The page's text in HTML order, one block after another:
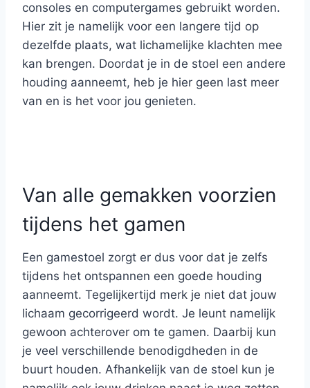
consoles en computergames gebruikt worden.
Hier zit je namelijk voor een langere tijd op
dezelfde plaats, wat lichamelijke klachten mee
kan brengen. Doordat je in de stoel een andere
houding aanneemt, heb je hier geen last meer
van en is het voor jou genieten.
Van alle gemakken voorzien
tijdens het gamen
Een gamestoel zorgt er dus voor dat je zelfs
tijdens het ontspannen een goede houding
aanneemt. Tegelijkertijd merk je niet dat jouw
lichaam gecorrigeerd wordt. Je leunt namelijk
gewoon achterover om te gamen. Daarbij kun
je veel verschillende benodigdheden in de
buurt houden. Afhankelijk van de stoel kun je